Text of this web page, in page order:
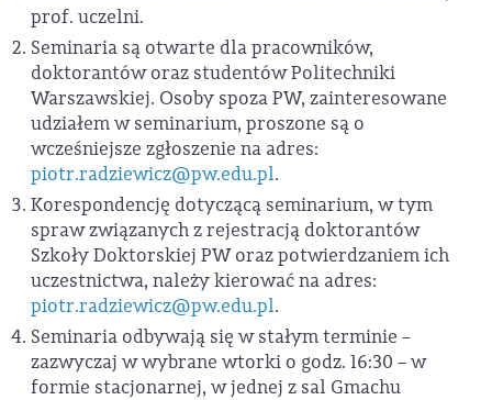
prof. uczelni.
Seminaria są otwarte dla pracowników,
doktorantów oraz studentów Politechniki
Warszawskiej. Osoby spoza PW, zainteresowane
udziałem w seminarium, proszone są o
wcześniejsze zgłoszenie na adres:
piotr.radziewicz@pw.edu.pl.
Korespondencję dotyczącą seminarium, w tym
spraw związanych z rejestracją doktorantów
Szkoły Doktorskiej PW oraz potwierdzaniem ich
uczestnictwa, należy kierować na adres:
piotr.radziewicz@pw.edu.pl.
Seminaria odbywają się w stałym terminie –
zazwyczaj w wybrane wtorki o godz. 16:30 – w
formie stacjonarnej, w jednej z sal Gmachu